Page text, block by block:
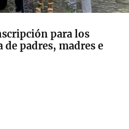
para los
de padres, madres e